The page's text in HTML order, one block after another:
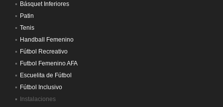
Básquet Inferiores
Patin
Tenis
Handball Femenino
Fútbol Recreativo
Futbol Femenino AFA
Escuelita de Fútbol
Fútbol Inclusivo
Instalaciones